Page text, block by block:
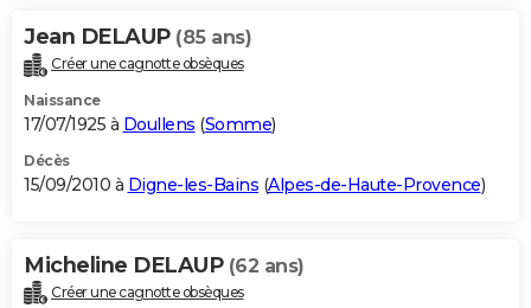
Jean DELAUP (85 ans)
Créer une cagnotte obsèques
Naissance
17/07/1925 à Doullens (Somme)
Décès
15/09/2010 à Digne-les-Bains (Alpes-de-Haute-Provence)
Micheline DELAUP (62 ans)
Créer une cagnotte obsèques